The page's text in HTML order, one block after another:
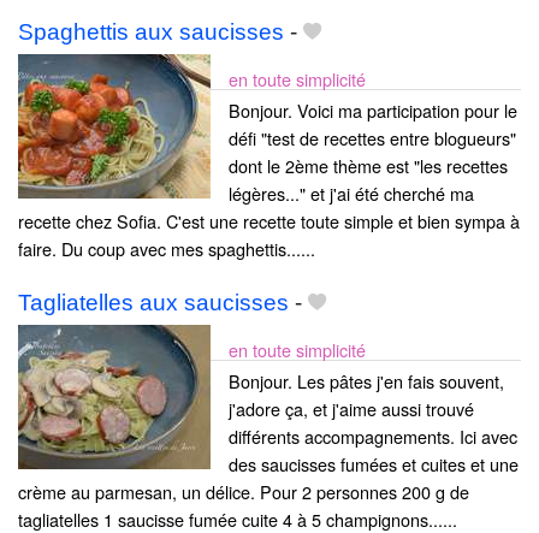
Spaghettis aux saucisses -
en toute simplicité
Bonjour. Voici ma participation pour le
défi "test de recettes entre blogueurs"
dont le 2ème thème est "les recettes
légères..." et j'ai été cherché ma
recette chez Sofia. C'est une recette toute simple et bien sympa à
faire. Du coup avec mes spaghettis......
Tagliatelles aux saucisses -
en toute simplicité
Bonjour. Les pâtes j'en fais souvent,
j'adore ça, et j'aime aussi trouvé
différents accompagnements. Ici avec
des saucisses fumées et cuites et une
crème au parmesan, un délice. Pour 2 personnes 200 g de
tagliatelles 1 saucisse fumée cuite 4 à 5 champignons......